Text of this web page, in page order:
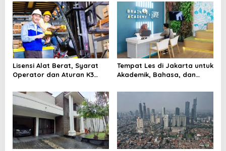
t
i
o
n
Lisensi Alat Berat, Syarat
Operator dan Aturan K3
Tempat Les di Jakarta untuk
Akademik, Bahasa, dan